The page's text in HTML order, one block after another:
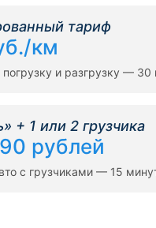
тариф
км
и разгрузку — 30
+ 1 или 2 грузчика
рублей
с грузчиками — 15